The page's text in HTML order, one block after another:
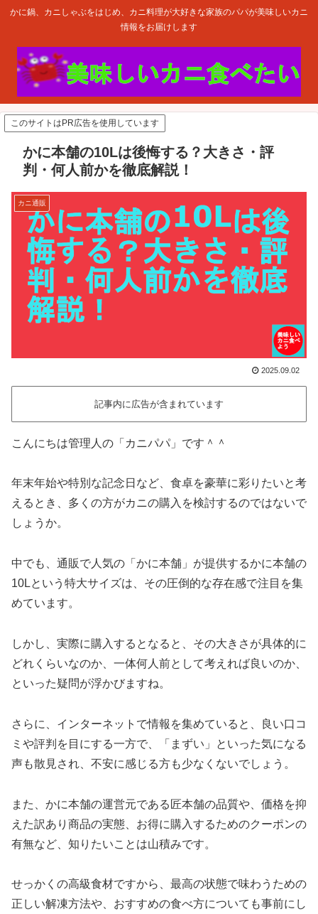
かに鍋、カニしゃぶをはじめ、カニ料理が大好きな家族のパパが美味しいカニ
情報をお届けします
このサイトはPR広告を使用しています
かに本舗の10Lは後悔する？大きさ・評
判・何人前かを徹底解説！
カニ通販
2025.09.02
記事内に広告が含まれています
こんにちは管理人の「カニパパ」です＾＾
年末年始や特別な記念日など、食卓を豪華に彩りたいと考
えるとき、多くの方がカニの購入を検討するのではないで
しょうか。
中でも、通販で人気の「かに本舗」が提供するかに本舗の
10Lという特大サイズは、その圧倒的な存在感で注目を集
めています。
しかし、実際に購入するとなると、その大きさが具体的に
どれくらいなのか、一体何人前として考えれば良いのか、
といった疑問が浮かびますね。
さらに、インターネットで情報を集めていると、良い口コ
ミや評判を目にする一方で、「まずい」といった気になる
声も散見され、不安に感じる方も少なくないでしょう。
また、かに本舗の運営元である匠本舗の品質や、価格を抑
えた訳あり商品の実態、お得に購入するためのクーポンの
有無など、知りたいことは山積みです。
せっかくの高級食材ですから、最高の状態で味わうための
正しい解凍方法や、おすすめの食べ方についても事前にし